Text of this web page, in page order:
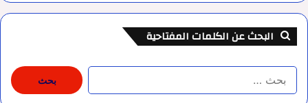
البحث عن الكلمات المفتاحية
البحث
عن: